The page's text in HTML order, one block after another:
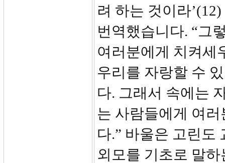
려 하는 것이라
번역했습니다. “그
여러분에게 치켜세
우리를 자랑할 수
다. 그래서 속에는
는 사람들에게 여
다.” 바울은 고린도
외모를 기초로 말